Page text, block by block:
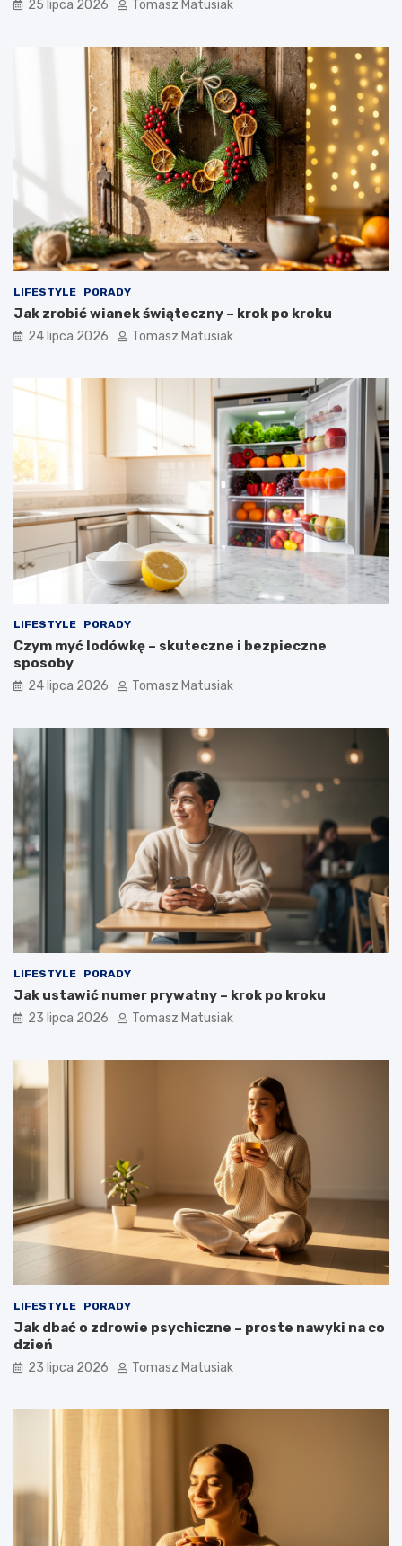
25 lipca 2026 Tomasz Matusiak
LIFESTYLE PORADY
Jak zrobić wianek świąteczny – krok po kroku
24 lipca 2026 Tomasz Matusiak
LIFESTYLE PORADY
Czym myć lodówkę – skuteczne i bezpieczne
sposoby
24 lipca 2026 Tomasz Matusiak
LIFESTYLE PORADY
Jak ustawić numer prywatny – krok po kroku
23 lipca 2026 Tomasz Matusiak
LIFESTYLE PORADY
Jak dbać o zdrowie psychiczne – proste nawyki na co
dzień
23 lipca 2026 Tomasz Matusiak